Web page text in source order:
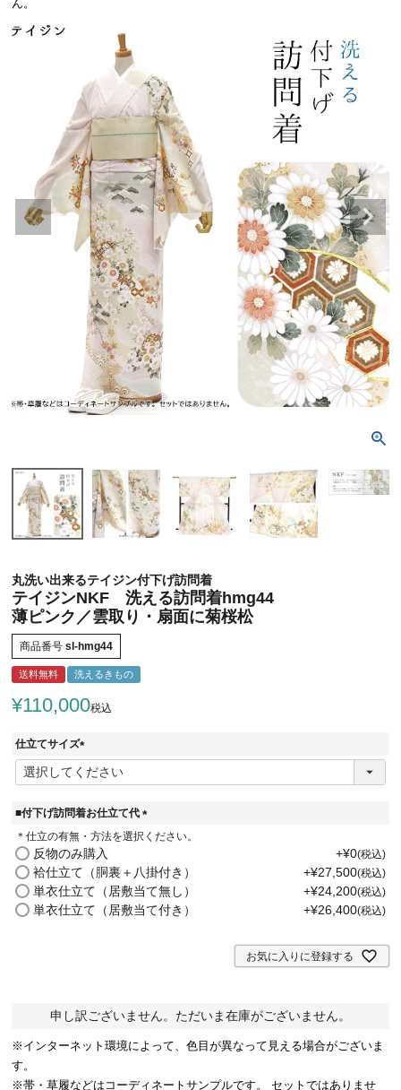
ん。
丸洗い出来るテイジン付下げ訪問着
テイジンNKF 洗える訪問着hmg44
薄ピンク／雲取り・扇面に菊桜松
商品番号 sl-hmg44
送料無料 洗えるきもの
¥110,000税込
仕立てサイズ
(
必
)
■付下げ訪問着お仕立て代
(
須
)
＊仕立の有無・方法を選択ください。
反物のみ購入 +¥0 税込
袷仕立て（胴裏＋八掛付き） +¥27,500 税込
単衣仕立て（居敷当て無し） +¥24,200 税込
単衣仕立て（居敷当て付き） +¥26,400 税込
お気に入りに登録する
申し訳ございません。ただいま在庫がございません。
※インターネット環境によって、色目が異なって見える場合がございま
す。
※帯・草履などはコーディネートサンプルです。 セットではありませ